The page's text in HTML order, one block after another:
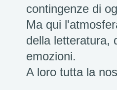
contingenze di
Ma qui
della letteratura,
emozioni.
A loro tutta la